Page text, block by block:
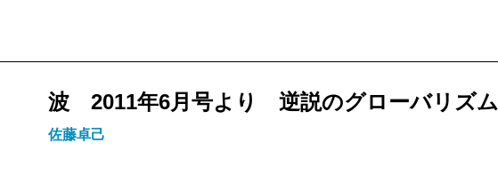
波 2011年6月号より 逆説のグローバリズム
佐藤卓己